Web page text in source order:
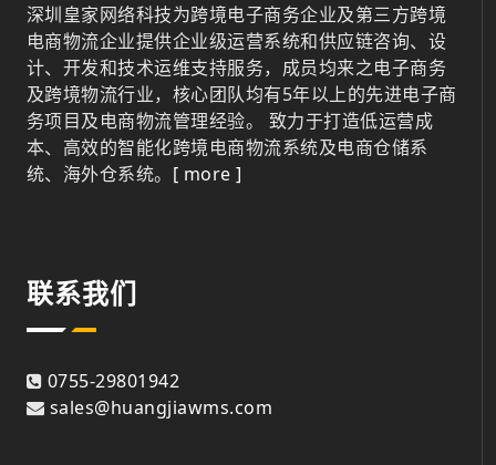
深圳皇家网络科技为跨境电子商务企业及第三方跨境
电商物流企业提供企业级运营系统和供应链咨询、设
计、开发和技术运维支持服务，成员均来之电子商务
及跨境物流行业，核心团队均有5年以上的先进电子商
务项目及电商物流管理经验。 致力于打造低运营成
本、高效的智能化跨境电商物流系统及电商仓储系
统、海外仓系统。 [ more ]
联系我们
0755-29801942
sales@huangjiawms.com